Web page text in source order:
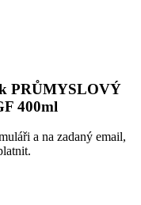
PRŮMYSLOVÝ
400ml
a na zadaný email,